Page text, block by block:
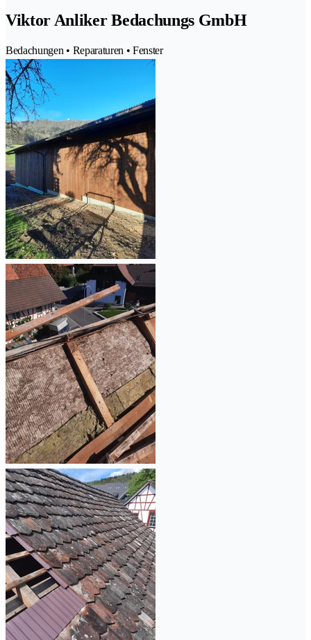
Viktor Anliker Bedachungs GmbH
Bedachungen • Reparaturen • Fenster